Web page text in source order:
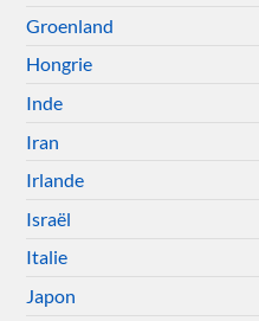
Groenland
Hongrie
Inde
Iran
Irlande
Israël
Italie
Japon